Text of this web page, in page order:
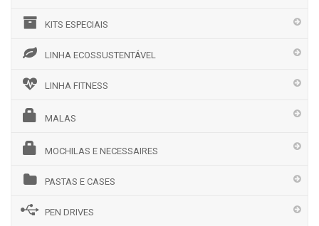
KITS ESPECIAIS
LINHA ECOSSUSTENTÁVEL
LINHA FITNESS
MALAS
MOCHILAS E NECESSAIRES
PASTAS E CASES
PEN DRIVES